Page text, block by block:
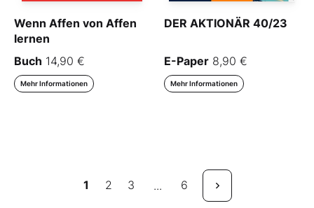
Wenn Affen von Affen
lernen
Buch 14,90 €
Mehr Informationen
DER AKTIONÄR 40/23
E-Paper 8,90 €
Mehr Informationen
1 2 3 ... 6